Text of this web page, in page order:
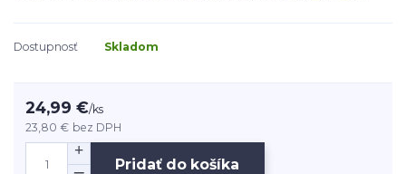
Dostupnosť Skladom
24,99 €/ks
23,80 € bez DPH
Pridať do košíka